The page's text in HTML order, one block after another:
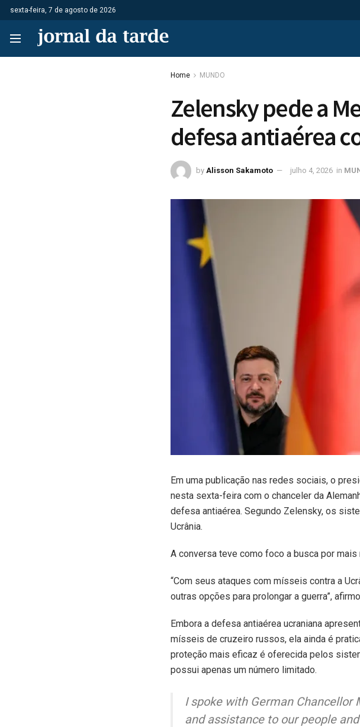
sexta-feira, 7 de agosto de 2026
Home MUNDO
Zelensky pede a
defesa antiaérea
by Alisson Sakamoto julho 4, 2026 in
Em uma publicação nas redes sociais, o
nesta sexta-feira com o chanceler da
defesa antiaérea. Segundo Zelensky, os
Ucrânia.
A conversa teve como foco a busca por
“Com seus ataques com mísseis contra a
outras opções para prolongar a guerra”,
Embora a defesa antiaérea ucraniana
mísseis de cruzeiro russos, ela ainda é
proteção mais eficaz é oferecida pelos
possui apenas um número limitado.
I spoke with German Chancellor
and assistance to our people